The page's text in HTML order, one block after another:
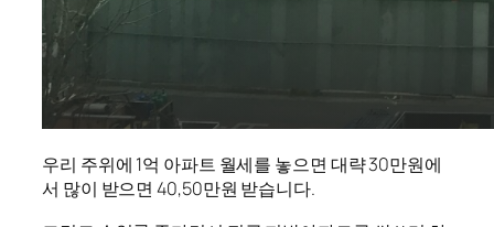
우리 주위에 1억 아파트 월세를 놓으면 대략 30만원에
서 많이 받으면 40,50만원 받습니다.